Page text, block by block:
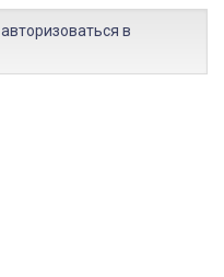
авторизоваться в